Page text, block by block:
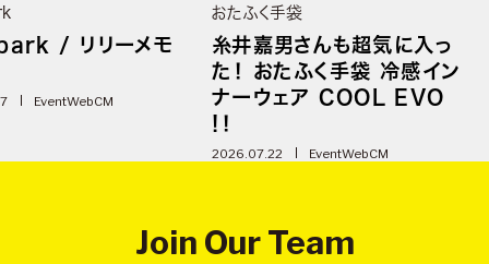
/ リリーメモ
EventWebCM
おたふく手袋
糸井嘉男さんも超気に入っ
た！ おたふく手袋 冷感イン
ナーウェア COOL EVO
!！
2026.07.22 EventWebCM
Join Our Team